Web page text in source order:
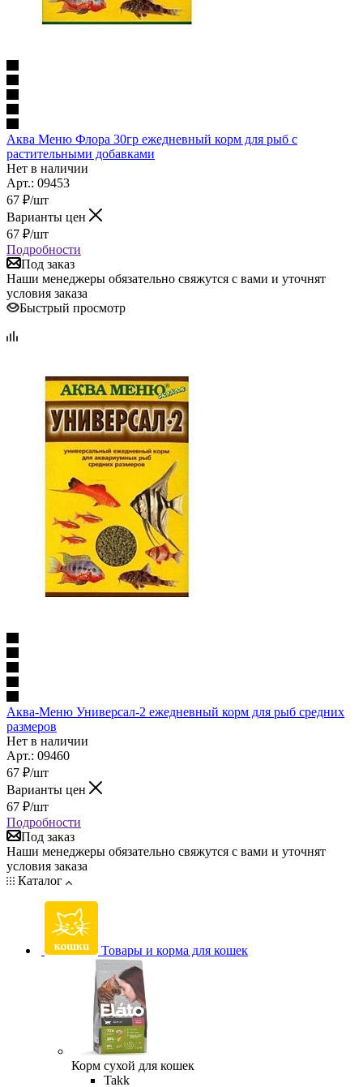
Аква Меню Флора 30гр ежедневный корм для рыб с
растительными добавками
Нет в наличии
Арт.: 09453
67 ₽/шт
Варианты цен
67 ₽/шт
Подробности
Под заказ
Наши менеджеры обязательно свяжутся с вами и уточнят
условия заказа
Быстрый просмотр
Аква-Меню Универсал-2 ежедневный корм для рыб средних
размеров
Нет в наличии
Арт.: 09460
67 ₽/шт
Варианты цен
67 ₽/шт
Подробности
Под заказ
Наши менеджеры обязательно свяжутся с вами и уточнят
условия заказа
Каталог
Товары и корма для кошек
Корм сухой для кошек
Takk